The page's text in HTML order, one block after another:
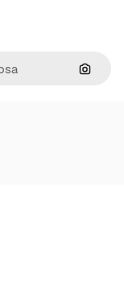
Cerca